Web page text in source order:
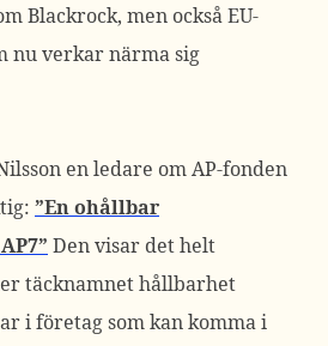
Blackrock, men också EU-
nu verkar närma sig
en ledare om AP-fonden
”En ohållbar
Den visar det helt
täcknamnet hållbarhet
i företag som kan komma i